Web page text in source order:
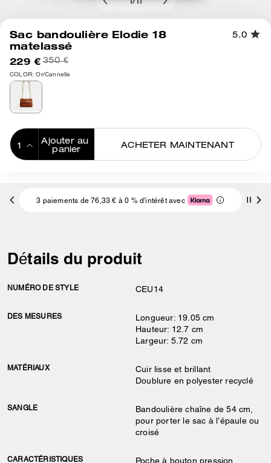
/
Sac bandoulière Elodie 18
matelassé
5.0
229 € 350 €
COLOR: Or/Cannelle
Ajouter au
panier
ACHETER MAINTENANT
3 paiements de 76,33 € à 0 % d'intérêt avec
Détails du produit
NUMÉRO DE STYLE CEU14
DES MESURES
Longueur: 19.05 cm
Hauteur: 12.7 cm
Largeur: 5.72 cm
MATÉRIAUX
Cuir lisse et brillant
Doublure en polyester recyclé
SANGLE
Bandoulière chaîne de 54 cm,
pour porter le sac à l’épaule ou
croisé
CARACTÉRISTIQUES
Poche à bouton pression